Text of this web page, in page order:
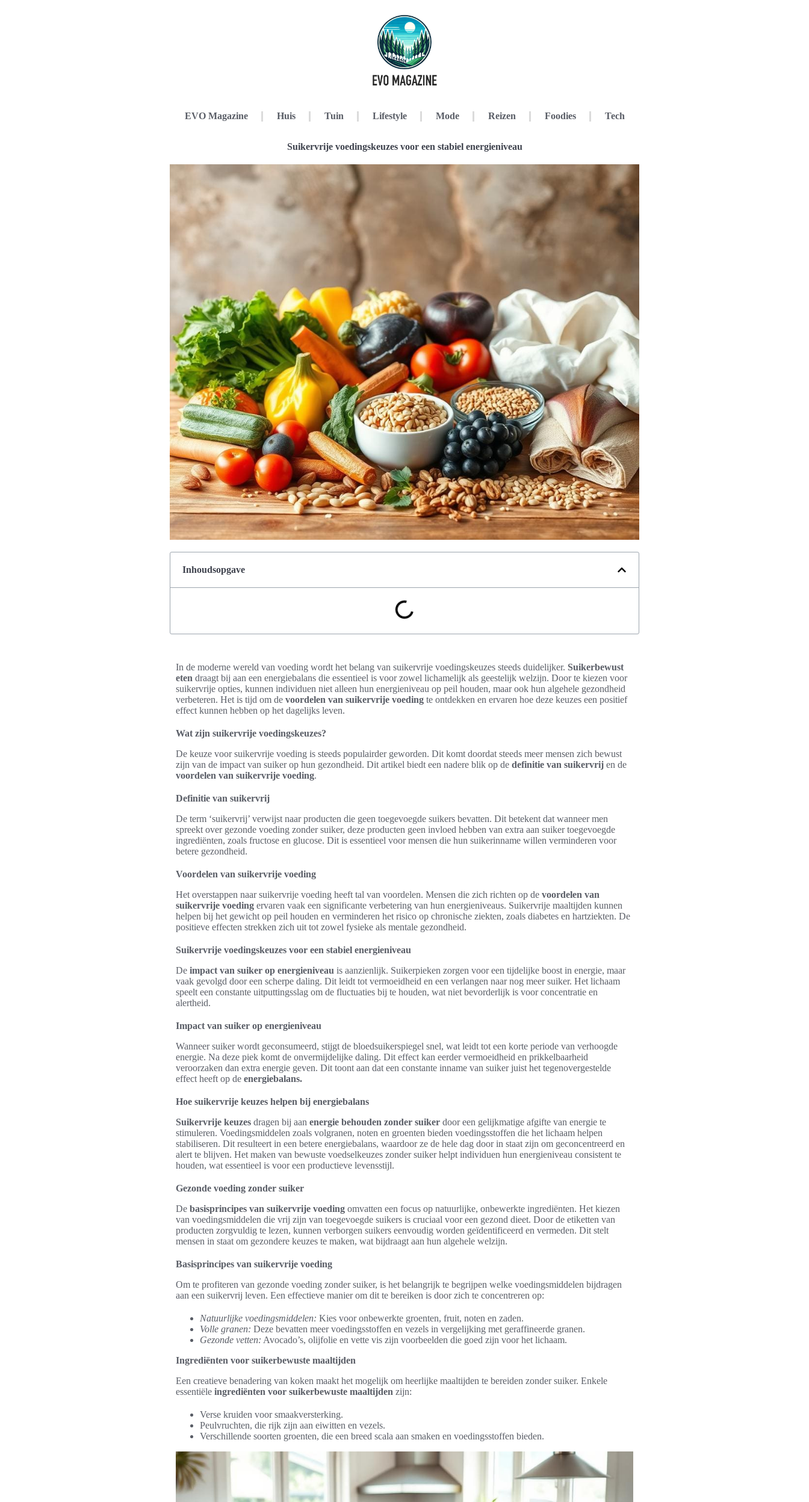
EVO Magazine Huis Tuin Lifestyle Mode Reizen Foodies Tech
Suikervrije voedingskeuzes voor een stabiel energieniveau
Inhoudsopgave
In de moderne wereld van voeding wordt het belang van suikervrije voedingskeuzes steeds duidelijker. Suikerbewust
eten draagt bij aan een energiebalans die essentieel is voor zowel lichamelijk als geestelijk welzijn. Door te kiezen voor
suikervrije opties, kunnen individuen niet alleen hun energieniveau op peil houden, maar ook hun algehele gezondheid
verbeteren. Het is tijd om de voordelen van suikervrije voeding te ontdekken en ervaren hoe deze keuzes een positief
effect kunnen hebben op het dagelijks leven.
Wat zijn suikervrije voedingskeuzes?
De keuze voor suikervrije voeding is steeds populairder geworden. Dit komt doordat steeds meer mensen zich bewust
zijn van de impact van suiker op hun gezondheid. Dit artikel biedt een nadere blik op de definitie van suikervrij en de
voordelen van suikervrije voeding.
Definitie van suikervrij
De term ‘suikervrij’ verwijst naar producten die geen toegevoegde suikers bevatten. Dit betekent dat wanneer men
spreekt over gezonde voeding zonder suiker, deze producten geen invloed hebben van extra aan suiker toegevoegde
ingrediënten, zoals fructose en glucose. Dit is essentieel voor mensen die hun suikerinname willen verminderen voor
betere gezondheid.
Voordelen van suikervrije voeding
Het overstappen naar suikervrije voeding heeft tal van voordelen. Mensen die zich richten op de voordelen van
suikervrije voeding ervaren vaak een significante verbetering van hun energieniveaus. Suikervrije maaltijden kunnen
helpen bij het gewicht op peil houden en verminderen het risico op chronische ziekten, zoals diabetes en hartziekten. De
positieve effecten strekken zich uit tot zowel fysieke als mentale gezondheid.
Suikervrije voedingskeuzes voor een stabiel energieniveau
De impact van suiker op energieniveau is aanzienlijk. Suikerpieken zorgen voor een tijdelijke boost in energie, maar
vaak gevolgd door een scherpe daling. Dit leidt tot vermoeidheid en een verlangen naar nog meer suiker. Het lichaam
speelt een constante uitputtingsslag om de fluctuaties bij te houden, wat niet bevorderlijk is voor concentratie en
alertheid.
Impact van suiker op energieniveau
Wanneer suiker wordt geconsumeerd, stijgt de bloedsuikerspiegel snel, wat leidt tot een korte periode van verhoogde
energie. Na deze piek komt de onvermijdelijke daling. Dit effect kan eerder vermoeidheid en prikkelbaarheid
veroorzaken dan extra energie geven. Dit toont aan dat een constante inname van suiker juist het tegenovergestelde
effect heeft op de energiebalans.
Hoe suikervrije keuzes helpen bij energiebalans
Suikervrije keuzes dragen bij aan energie behouden zonder suiker door een gelijkmatige afgifte van energie te
stimuleren. Voedingsmiddelen zoals volgranen, noten en groenten bieden voedingsstoffen die het lichaam helpen
stabiliseren. Dit resulteert in een betere energiebalans, waardoor ze de hele dag door in staat zijn om geconcentreerd en
alert te blijven. Het maken van bewuste voedselkeuzes zonder suiker helpt individuen hun energieniveau consistent te
houden, wat essentieel is voor een productieve levensstijl.
Gezonde voeding zonder suiker
De basisprincipes van suikervrije voeding omvatten een focus op natuurlijke, onbewerkte ingrediënten. Het kiezen
van voedingsmiddelen die vrij zijn van toegevoegde suikers is cruciaal voor een gezond dieet. Door de etiketten van
producten zorgvuldig te lezen, kunnen verborgen suikers eenvoudig worden geïdentificeerd en vermeden. Dit stelt
mensen in staat om gezondere keuzes te maken, wat bijdraagt aan hun algehele welzijn.
Basisprincipes van suikervrije voeding
Om te profiteren van gezonde voeding zonder suiker, is het belangrijk te begrijpen welke voedingsmiddelen bijdragen
aan een suikervrij leven. Een effectieve manier om dit te bereiken is door zich te concentreren op:
Natuurlijke voedingsmiddelen: Kies voor onbewerkte groenten, fruit, noten en zaden.
Volle granen: Deze bevatten meer voedingsstoffen en vezels in vergelijking met geraffineerde granen.
Gezonde vetten: Avocado’s, olijfolie en vette vis zijn voorbeelden die goed zijn voor het lichaam.
Ingrediënten voor suikerbewuste maaltijden
Een creatieve benadering van koken maakt het mogelijk om heerlijke maaltijden te bereiden zonder suiker. Enkele
essentiële ingrediënten voor suikerbewuste maaltijden zijn:
Verse kruiden voor smaakversterking.
Peulvruchten, die rijk zijn aan eiwitten en vezels.
Verschillende soorten groenten, die een breed scala aan smaken en voedingsstoffen bieden.